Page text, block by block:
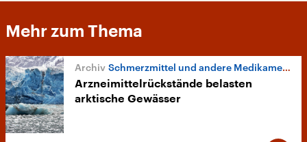
Mehr zum Thema
Schmerzmittel und andere Medikamente
Arzneimittelrückstände belasten
arktische Gewässer